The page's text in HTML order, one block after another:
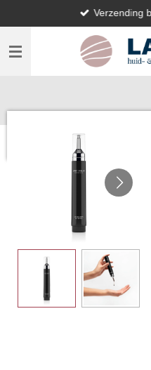
direct
naar
hoofdinhoud
Verzending